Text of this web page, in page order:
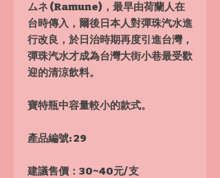
ムネ (Ramune)，最早由荷蘭人在
台時傳入，爾後日本人對彈珠汽水進
行改良，於日治時期再度引進台灣，
彈珠汽水才成為台灣大街小巷最受歡
迎的清涼飲料。
寶特瓶中容量較小的款式。
產品編號: 29
建議售價： 30~40元/ 支